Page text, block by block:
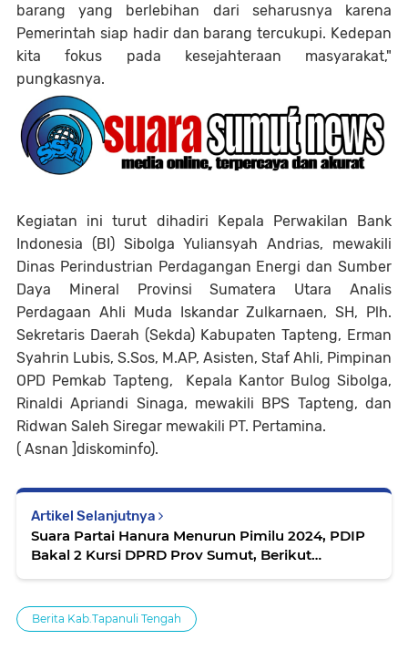
barang yang berlebihan dari seharusnya karena
Pemerintah siap hadir dan barang tercukupi. Kedepan
kita fokus pada kesejahteraan masyarakat,"
pungkasnya.
Kegiatan ini turut dihadiri Kepala Perwakilan Bank
Indonesia (BI) Sibolga Yuliansyah Andrias, mewakili
Dinas Perindustrian Perdagangan Energi dan Sumber
Daya Mineral Provinsi Sumatera Utara Analis
Perdagaan Ahli Muda Iskandar Zulkarnaen, SH, Plh.
Sekretaris Daerah (Sekda) Kabupaten Tapteng, Erman
Syahrin Lubis, S.Sos, M.AP, Asisten, Staf Ahli, Pimpinan
OPD Pemkab Tapteng, Kepala Kantor Bulog Sibolga,
Rinaldi Apriandi Sinaga, mewakili BPS Tapteng, dan
Ridwan Saleh Siregar mewakili PT. Pertamina.
( Asnan ]diskominfo).
Artikel Selanjutnya
Suara Partai Hanura Menurun Pimilu 2024, PDIP
Bakal 2 Kursi DPRD Prov Sumut, Berikut
Berita Kab.Tapanuli Tengah